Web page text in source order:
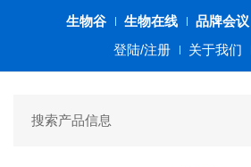
生物谷 生物在线 品牌会议
登陆/注册
关于我们